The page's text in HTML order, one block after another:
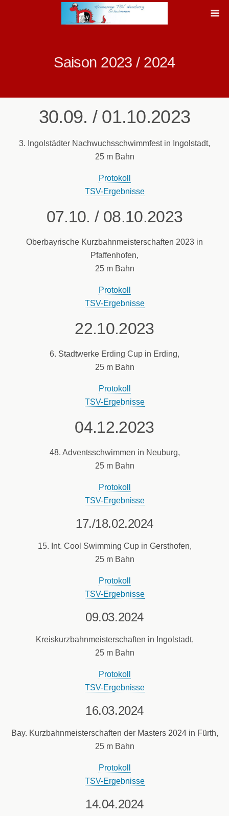
Saison 2023 / 2024
30.09. / 01.10.2023
3. Ingolstädter Nachwuchsschwimmfest in Ingolstadt,
25 m Bahn
Protokoll
TSV-Ergebnisse
07.10. / 08.10.2023
Oberbayrische Kurzbahnmeisterschaften 2023 in
Pfaffenhofen,
25 m Bahn
Protokoll
TSV-Ergebnisse
22.10.2023
6. Stadtwerke Erding Cup in Erding,
25 m Bahn
Protokoll
TSV-Ergebnisse
04.12.2023
48. Adventsschwimmen in Neuburg,
25 m Bahn
Protokoll
TSV-Ergebnisse
17./18.02.2024
15. Int. Cool Swimming Cup in Gersthofen,
25 m Bahn
Protokoll
TSV-Ergebnisse
09.03.2024
Kreiskurzbahnmeisterschaften in Ingolstadt,
25 m Bahn
Protokoll
TSV-Ergebnisse
16.03.2024
Bay. Kurzbahnmeisterschaften der Masters 2024 in Fürth,
25 m Bahn
Protokoll
TSV-Ergebnisse
14.04.2024